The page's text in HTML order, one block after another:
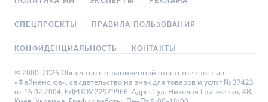
СПЕЦПРОЕКТЫ ПРАВИЛА ПОЛЬЗОВАНИЯ
КОНФИДЕНЦИАЛЬНОСТЬ КОНТАКТЫ
© 2000–2026 Общество с ограниченной ответственностью
«Файненс.юа», свидетельство на знак для товаров и услуг № 37423
от 16.02.2004, ЕДРПОУ 22929966. Адрес: ул. Николая Гринченко, 4В,